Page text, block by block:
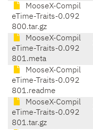
MooseX-Compil
eTime-Traits-0.092
800.tar.gz
MooseX-Compil
eTime-Traits-0.092
801.meta
MooseX-Compil
eTime-Traits-0.092
801.readme
MooseX-Compil
eTime-Traits-0.092
801.tar.gz